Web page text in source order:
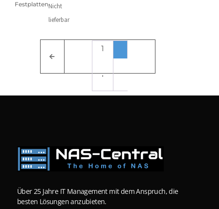
FestplattenNicht
lieferbar
1
Über 25 Jahre IT Management mit dem Anspruch, die
besten Lösungen anzubieten.